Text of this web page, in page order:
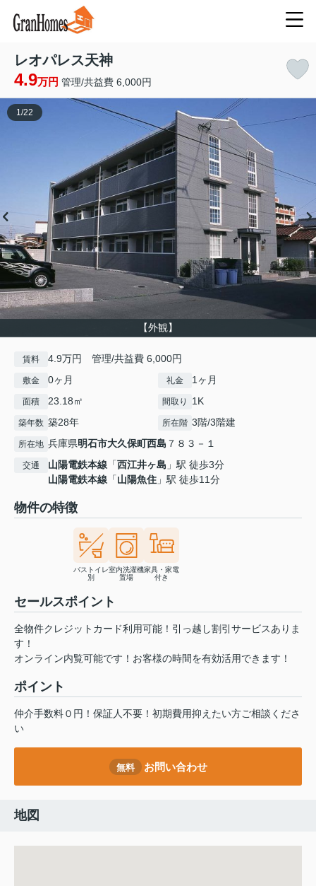
レオパレス天神
4.9万円 管理/共益費 6,000円
【外観】
1 /22
賃料 4.9万円 管理/共益費 6,000円
敷金 0ヶ月 礼金 1ヶ月
面積 23.18㎡ 間取り 1K
築年数 築28年 所在階 3階/3階建
所在地 兵庫県明石市大久保町西島 ７８３－１
交通 山陽電鉄本線 「西江井ヶ島 」駅 徒歩3分
山陽電鉄本線 「山陽魚住 」駅 徒歩11分
物件の特徴
バストイレ
別
室内洗濯機
置場
家具・家電
付き
セールスポイント
全物件クレジットカード利用可能！引っ越し割引サービスありま
す！
オンライン内覧可能です！お客様の時間を有効活用できます！
ポイント
仲介手数料０円！保証人不要！初期費用抑えたい方ご相談くださ
い
無料 お問い合わせ
地図